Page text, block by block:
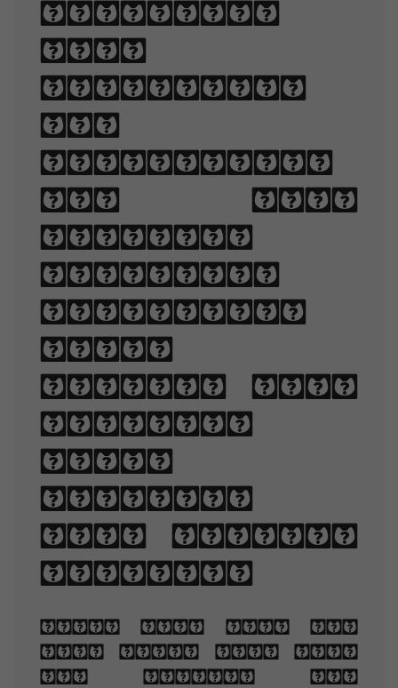
appealing
when
displayed.
The
arrangement
of type
involves
selecting
typefaces,
point
sizes, line
lengths,
line-
spacing,
and letter-
spacing.
When you are old
and grey and full
of sleep, And